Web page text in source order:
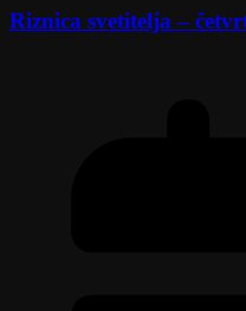
Riznica svetitelja –